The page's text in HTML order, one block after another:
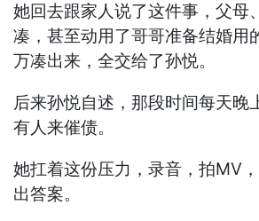
她回去跟家人说了这件事，父母
凑，甚至动用了哥哥准备结婚用
万凑出来，全交给了孙悦。
后来孙悦自述，那段时间每天晚
有人来催债。
她扛着这份压力，录音，拍MV
出答案。